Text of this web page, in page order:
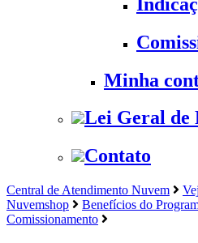
Minha
Lei Geral de
Contato
Central de Atendimento Nuvem
Nuvemshop
Benefícios do
Comissionamento